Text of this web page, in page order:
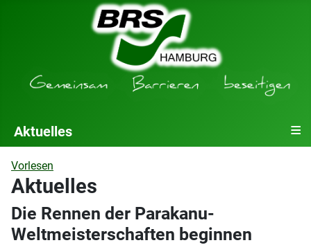
Aktuelles ≡
Vorlesen
Aktuelles
Die Rennen der Parakanu-
Weltmeisterschaften beginnen